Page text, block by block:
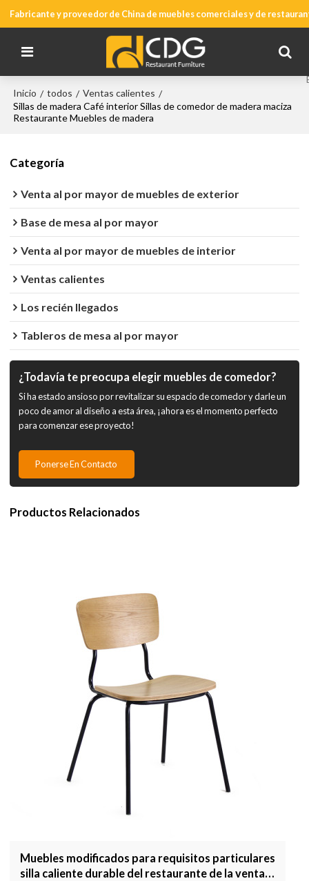
Fabricante y proveedor de China de muebles comerciales y de
Inicio / todos / Ventas calientes /
Sillas de madera Café interior Sillas de comedor de madera maciza
Restaurante Muebles de madera
Categoría
Venta al por mayor de muebles de exterior
Base de mesa al por mayor
Venta al por mayor de muebles de interior
Ventas calientes
Los recién llegados
Tableros de mesa al por mayor
¿Todavía te preocupa elegir muebles de comedor?
Si ha estado ansioso por revitalizar su espacio de comedor y darle un
poco de amor al diseño a esta área, ¡ahora es el momento perfecto
para comenzar ese proyecto!
Ponerse En Contacto
Productos Relacionados
Muebles modificados para requisitos particulares
silla caliente durable del restaurante de la venta